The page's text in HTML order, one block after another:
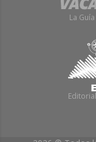
La